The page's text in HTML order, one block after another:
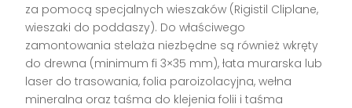
za pomocą specjalnych wieszaków (Rigistil Cliplane,
wieszaki do poddaszy). Do właściwego
zamontowania stelaża niezbędne są również wkręty
do drewna (minimum fi 3×35 mm), łata murarska lub
laser do trasowania, folia paroizolacyjna, wełna
mineralna oraz taśma do klejenia folii i taśma